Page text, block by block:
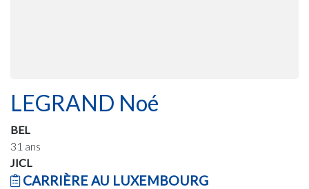
LEGRAND Noé
BEL
31 ans
JICL
CARRIÈRE AU LUXEMBOURG